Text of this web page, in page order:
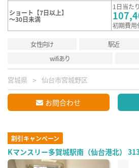
ショート【7日以上】
～30日未満
1日当た
初期費用
女性向け 駅近
wifiあり
宮城県 仙台市宮城野区
お問合わせ
割引キャンペーン
Kマンスリー多賀城駅南（仙台港北）